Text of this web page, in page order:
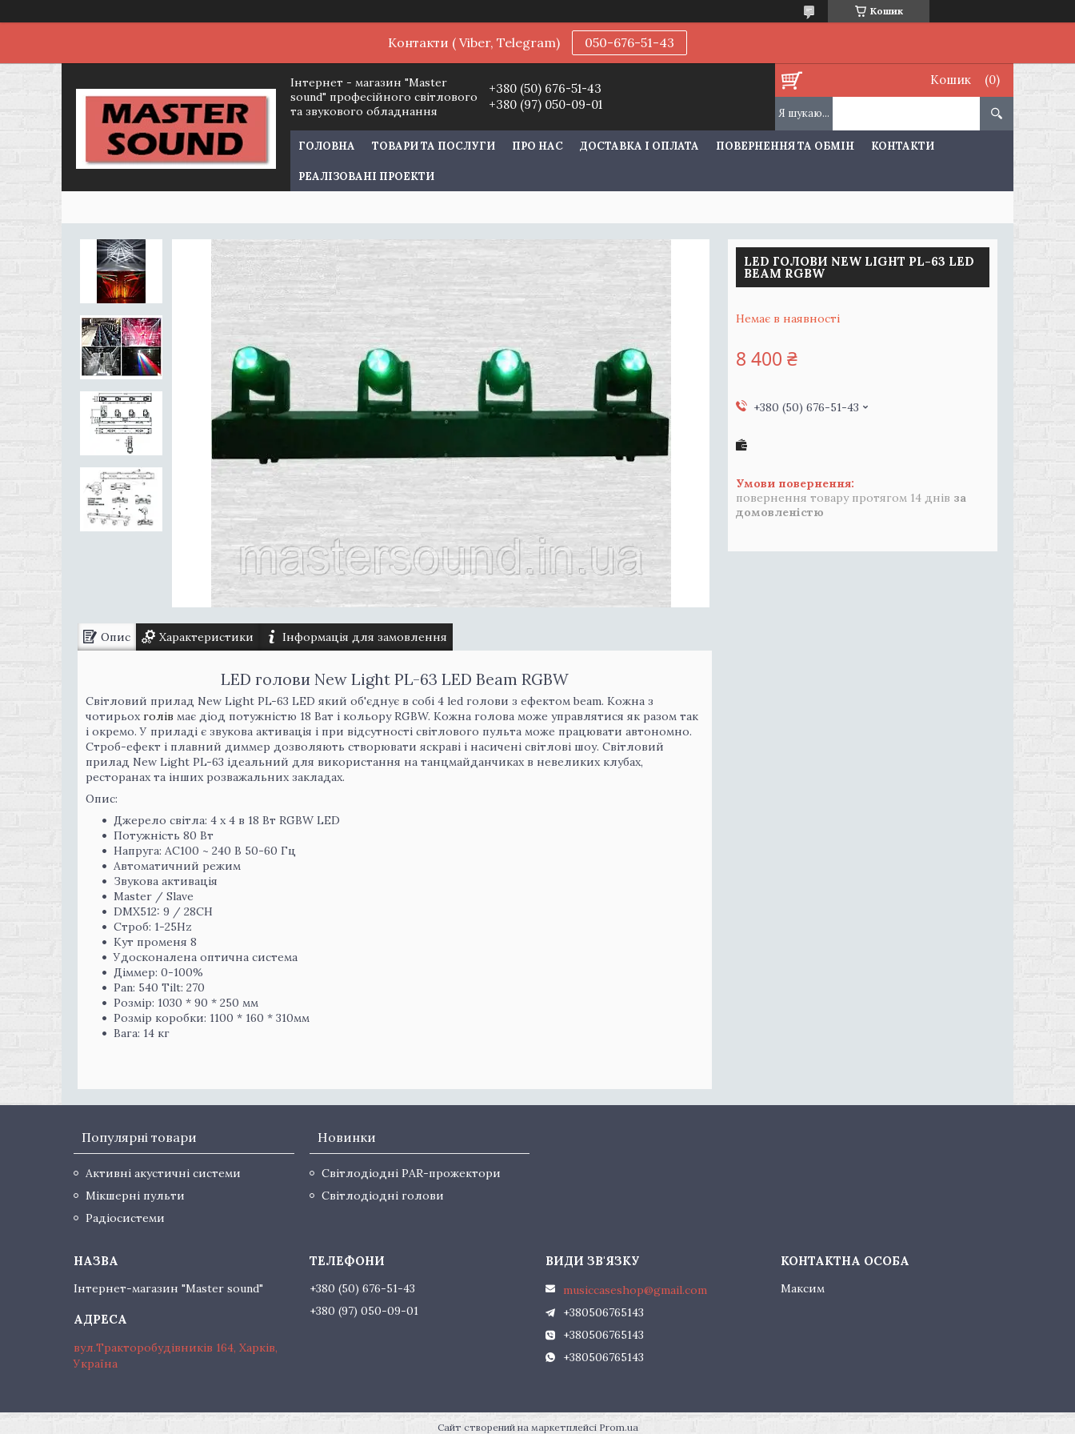
Кошик
Контакти ( Viber, Telegram) 050-676-51-43
Інтернет - магазин "Master
sound" професійного світлового
та звукового обладнання
+380 (50) 676-51-43
+380 (97) 050-09-01
Кошик
ГОЛОВНА ТОВАРИ ТА ПОСЛУГИ ПРО НАС ДОСТАВКА І ОПЛАТА ПОВЕРНЕННЯ ТА ОБМІН КОНТАКТИ
РЕАЛІЗОВАНІ ПРОЕКТИ
Опис Характеристики Інформація для замовлення
LED голови New Light PL-63 LED Beam RGBW
Світловий прилад New Light PL-63 LED який об'єднує в собі 4 led голови з ефектом beam. Кожна з
чотирьох голів має діод потужністю 18 Ват і кольору RGBW. Кожна голова може управлятися як разом так
і окремо. У приладі є звукова активація і при відсутності світлового пульта може працювати автономно.
Строб-ефект і плавний диммер дозволяють створювати яскраві і насичені світлові шоу. Світловий
прилад New Light PL-63 ідеальний для використання на танцмайданчиках в невеликих клубах,
ресторанах та інших розважальних закладах.
Опис:
Джерело світла: 4 x 4 в 18 Вт RGBW LED
Потужність 80 Вт
Напруга: AC100 ~ 240 В 50-60 Гц
Автоматичний режим
Звукова активація
Master / Slave
DMX512: 9 / 28CH
Строб: 1-25Hz
Кут променя 8
Удосконалена оптична система
Діммер: 0-100%
Pan: 540 Tilt: 270
Розмір: 1030 * 90 * 250 мм
Розмір коробки: 1100 * 160 * 310мм
Вага: 14 кг
LED ГОЛОВИ NEW LIGHT PL-63 LED
BEAM RGBW
Немає в наявності
8 400 ₴
+380 (50) 676-51-43
повернення товару протягом 14 днів за
домовленістю
Популярні товари
Активні акустичні системи
Мікшерні пульти
Радіосистеми
Новинки
Світлодіодні PAR-прожектори
Світлодіодні голови
Інтернет-магазин "Master sound"
вул.Тракторобудівників 164, Харків,
Україна
+380 (50) 676-51-43
+380 (97) 050-09-01
musiccaseshop@gmail.com
+380506765143
+380506765143
+380506765143
Максим
Сайт створений на маркетплейсі Prom.ua